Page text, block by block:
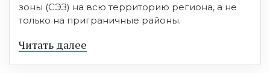
зоны (СЭЗ) на всю территорию региона, а не
только на приграничные районы.
Читать далее